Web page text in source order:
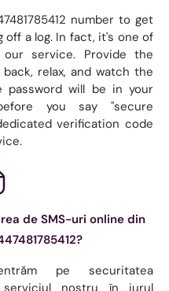
number to get
off a log. In fact, it's one of
service. Provide the
relax, and watch the
password will be in your
you say "secure
verification code
de SMS-uri online din
pe securitatea
serviciul nostru în jurul